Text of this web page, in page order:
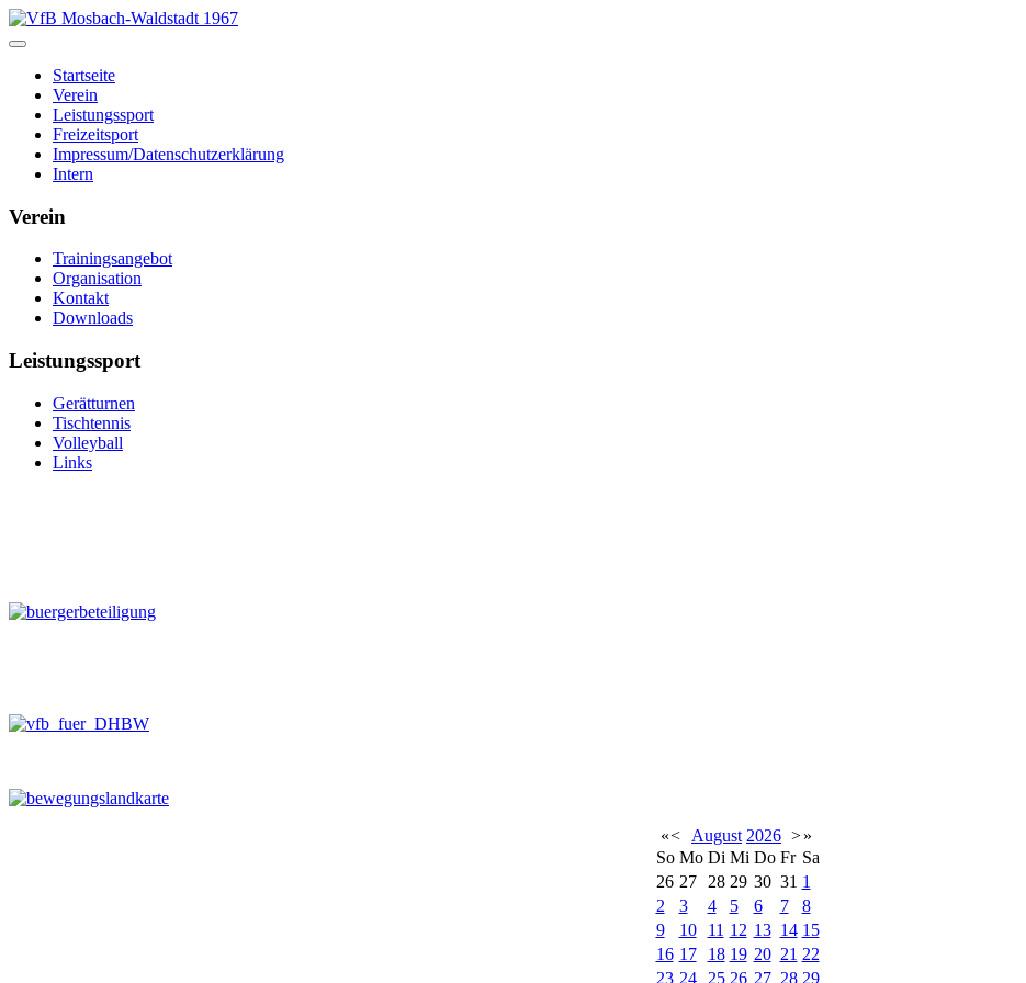
Startseite
Verein
Leistungssport
Freizeitsport
Impressum/Datenschutzerklärung
Intern
Verein
Trainingsangebot
Organisation
Kontakt
Downloads
Leistungssport
Gerätturnen
Tischtennis
Volleyball
Links
«< August 2026 >»
So Mo Di Mi Do Fr Sa
26 27 28 29 30 31 1
2
3 4 5 6 7
8
9
10 11 12 13 14 15
16 17 18 19 20 21 22
23 24 25 26 27 28 29